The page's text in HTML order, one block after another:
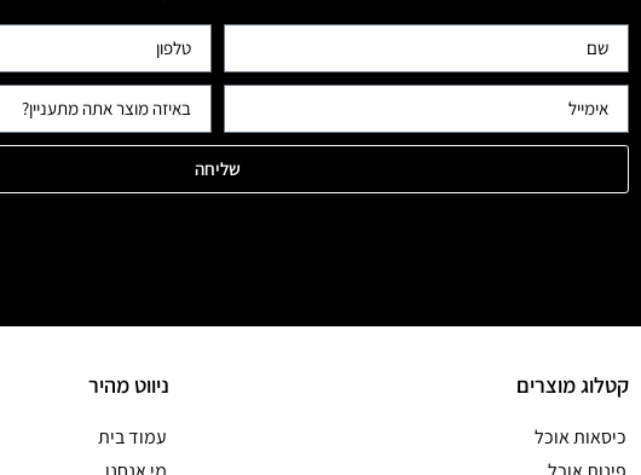
שליחה
קטלוג מוצרים
כיסאות אוכל
ניווט מהיר
עמוד בית